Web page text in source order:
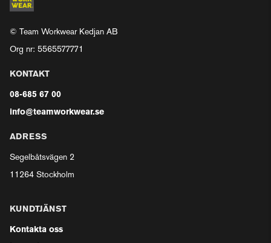
© Team Workwear Kedjan AB
Org nr: 5565577771
KONTAKT
08-685 67 00
info@teamworkwear.se
ADRESS
Segelbåtsvägen 2
11264 Stockholm
KUNDTJÄNST
Kontakta oss